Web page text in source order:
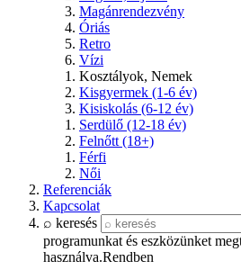
Magánrendezvény
Óriás
Retro
Vízi
Kosztályok, Nemek
Kisgyermek (1-6 év)
Kisiskolás (6-12 év)
Serdülő (12-18 év)
Felnőtt (18+)
Férfi
Női
Referenciák
Kapcsolat
⌕ keresés
programunkat és eszközünket
használva.Rendben